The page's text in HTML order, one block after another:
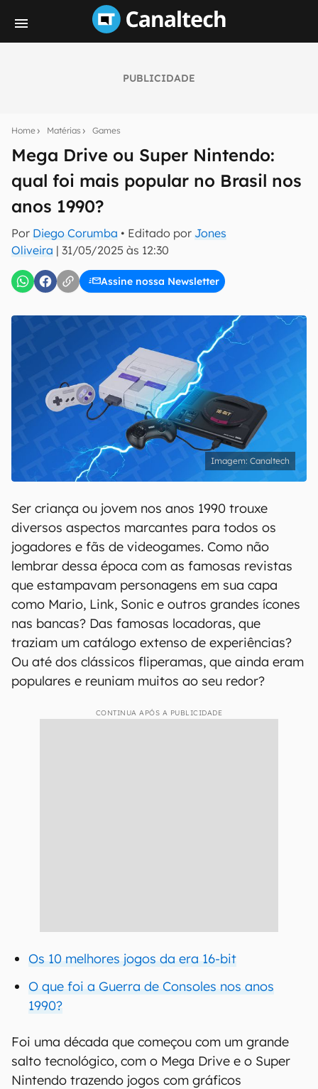
PUBLICIDADE
Home Matérias Games
Mega Drive ou Super Nintendo:
qual foi mais popular no Brasil nos
anos 1990?
Por Diego Corumba • Editado por Jones
Oliveira | 31/05/2025 às 12:30
Assine nossa Newsletter
notícias e reviews sobre tecnologia em primeira
E-mail
inscreva-se
Confirmo que li, aceito e concordo com os Termos de
Uso e Política de Privacidade do Canaltech.
Canaltech
Ser criança ou jovem nos anos 1990 trouxe
diversos aspectos marcantes para todos os
jogadores e fãs de videogames. Como não
lembrar dessa época com as famosas revistas
que estampavam personagens em sua capa
como Mario, Link, Sonic e outros grandes ícones
nas bancas? Das famosas locadoras, que
traziam um catálogo extenso de experiências?
Ou até dos clássicos fliperamas, que ainda eram
populares e reuniam muitos ao seu redor?
CONTINUA APÓS A PUBLICIDADE
Os 10 melhores jogos da era 16-bit
O que foi a Guerra de Consoles nos anos
1990?
Foi uma década que começou com um grande
salto tecnológico, com o Mega Drive e o Super
Nintendo trazendo jogos com gráficos